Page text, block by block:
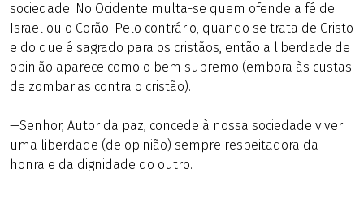
sociedade. No Ocidente multa-se quem ofende a fé de
Israel ou o Corão. Pelo contrário, quando se trata de Cristo
e do que é sagrado para os cristãos, então a liberdade de
opinião aparece como o bem supremo (embora às custas
de zombarias contra o cristão).
—Senhor, Autor da paz, concede à nossa sociedade viver
uma liberdade (de opinião) sempre respeitadora da
honra e da dignidade do outro.